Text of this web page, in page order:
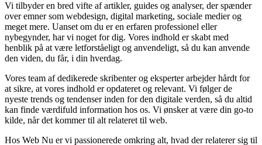
Vi tilbyder en bred vifte af artikler, guides og analyser, der spænder
over emner som webdesign, digital marketing, sociale medier og
meget mere. Uanset om du er en erfaren professionel eller
nybegynder, har vi noget for dig. Vores indhold er skabt med
henblik på at være letforståeligt og anvendeligt, så du kan anvende
den viden, du får, i din hverdag.
Vores team af dedikerede skribenter og eksperter arbejder hårdt for
at sikre, at vores indhold er opdateret og relevant. Vi følger de
nyeste trends og tendenser inden for den digitale verden, så du altid
kan finde værdifuld information hos os. Vi ønsker at være din go-to
kilde, når det kommer til alt relateret til web.
Hos Web Nu er vi passionerede omkring alt, hvad der relaterer sig til